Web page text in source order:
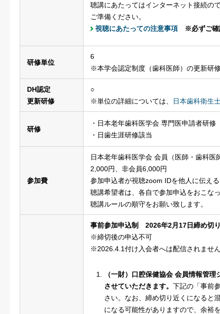
聴講にあたってはインターネット接続の
ご準備ください。
視聴にあたっての注意事項 ※必ずご確
研修単位
6
※本学会認定制度（歯科医師）の更新研
DH認定
更新研修
○
※単位の詳細については、
日本歯科衛生
研修
・日本老年歯科医学会 専門医申請者研修
・日歯生涯研修該当
参加費
日本老年歯科医学会 会員（医師・歯科
2,000円、非会員6,000円
参加申込者が視聴zoom IDを他人に伝え
聴講希望者は、各自で参加申込をおこな
聴講ルールの順守をお願い致します。
事前参加申込制 2026年2月17日締め切
※締切後の申込不可
※2026.4.1付け入会者へは配信されませ
（一財）口腔保健協会 会員情報管
させていただきます。 下記の「事前
さい。なお、締め切り近くになると
になる可能性がありますので、余裕